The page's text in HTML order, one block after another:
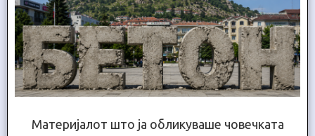
Материјалот што ја обликуваше човечката